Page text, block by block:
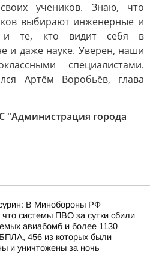
учеников. Знаю, что
выбирают инженерные и
и те, кто видит себя в
и даже науке. Уверен, наши
специалистами.
Артём Воробьёв, глава
"Администрация города
В Минобороны РФ
системы ПВО за сутки сбили
авиабомб и более 1130
456 из которых были
и уничтожены за ночь